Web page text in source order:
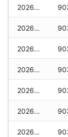
2026-05-25
2026-05-24
2026-05-23
2026-05-22
2026-05-21
2026-05-20
2026-05-19